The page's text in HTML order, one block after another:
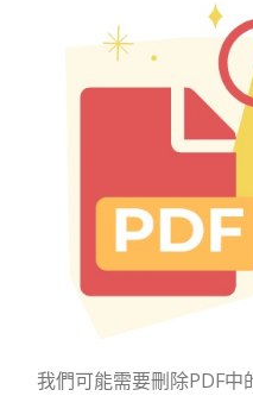
我們可能需要刪除PDF